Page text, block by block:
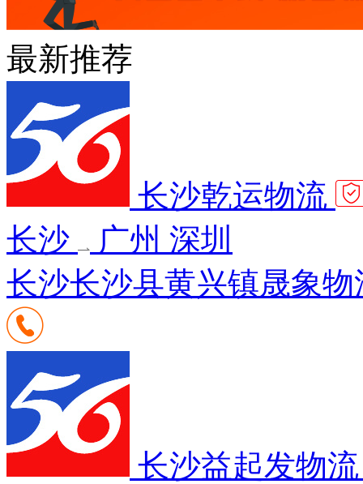
最新推荐
长沙乾运物流
长沙
广州 深圳
长沙长沙县黄兴镇晟象物
长沙益起发物